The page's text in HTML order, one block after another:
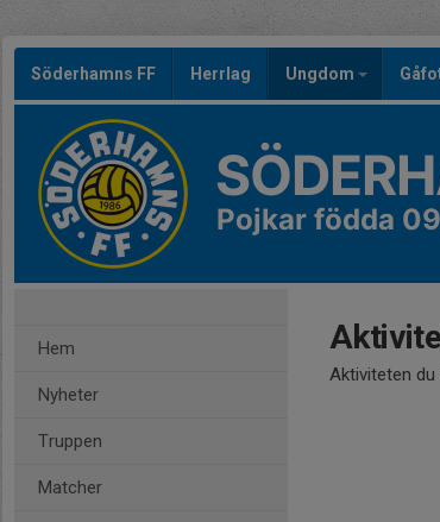
Söderhamns FF Herrlag Ungdom
Pojkar födda
Hem
Nyheter
Truppen
Matcher
Aktiviteten